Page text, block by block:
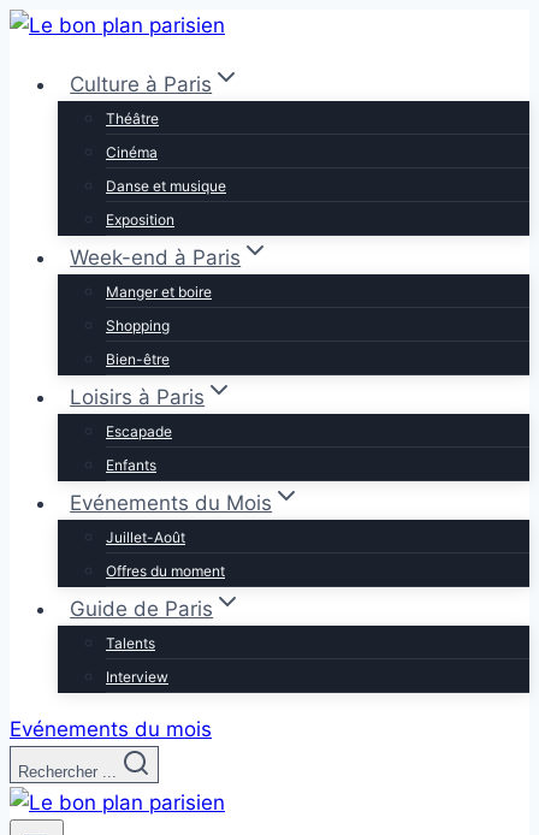
Aller
contenuCulture à Paris
Théâtre
Cinéma
Danse et musique
Exposition
Week-end à Paris
Manger et boire
Shopping
Bien-être
Loisirs à Paris
Escapade
Enfants
Evénements du Mois
Juillet-Août
Offres du moment
Guide de Paris
Talents
Interview
Evénements du mois
Rechercher ...